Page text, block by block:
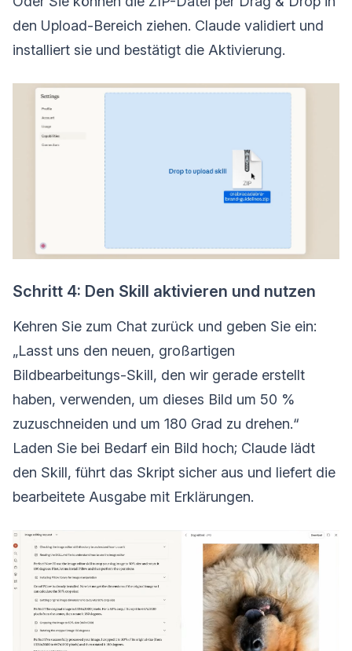
den Upload-Bereich ziehen. Claude validiert und
installiert sie und bestätigt die Aktivierung.
Schritt 4: Den Skill aktivieren und nutzen
Kehren Sie zum Chat zurück und geben Sie ein:
„Lasst uns den neuen, großartigen
Bildbearbeitungs-Skill, den wir gerade erstellt
haben, verwenden, um dieses Bild um 50 %
zuzuschneiden und um 180 Grad zu drehen.“
Laden Sie bei Bedarf ein Bild hoch; Claude lädt
den Skill, führt das Skript sicher aus und liefert die
bearbeitete Ausgabe mit Erklärungen.